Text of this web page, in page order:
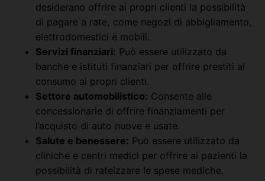
desiderano offrire ai propri clienti la possibilità
di pagare a rate, come negozi di abbigliamento,
elettrodomestici e mobili.
Servizi finanziari: Può essere utilizzato da
banche e istituti finanziari per offrire prestiti al
consumo ai propri clienti.
Settore automobilistico: Consente alle
concessionarie di offrire finanziamenti per
l’acquisto di auto nuove e usate.
Salute e benessere: Può essere utilizzato da
cliniche e centri medici per offrire ai pazienti la
possibilità di rateizzare le spese mediche.